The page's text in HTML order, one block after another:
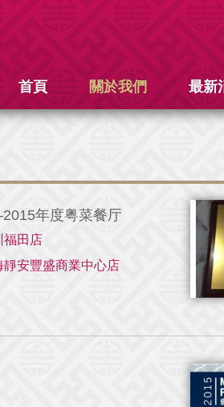
首頁 關於我們 最新
年度粤菜餐厅
福田店
靜安豐盛商業中心店